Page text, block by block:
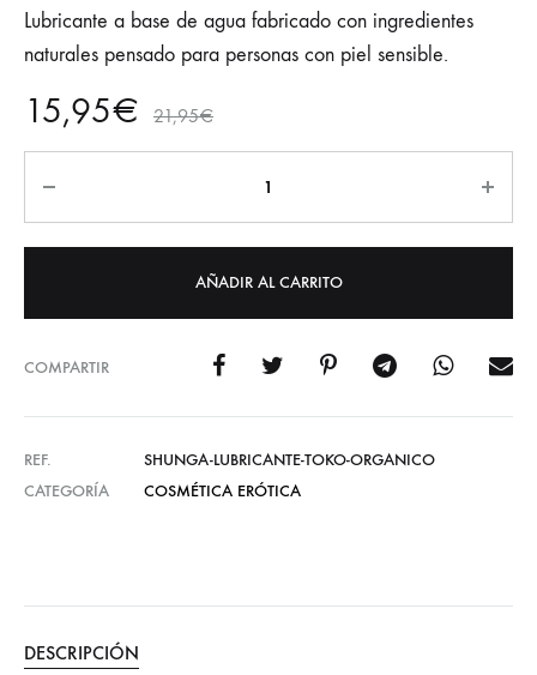
Lubricante a base de agua fabricado con ingredientes
naturales pensado para personas con piel sensible.
15,95€ 21,95€
AÑADIR AL CARRITO
COMPARTIR
REF.
SHUNGA-LUBRICANTE-TOKO-ORGANICO
CATEGORÍA
COSMÉTICA ERÓTICA
DESCRIPCIÓN